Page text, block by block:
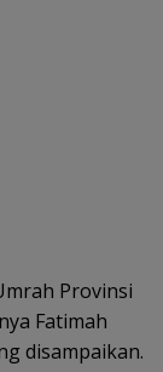
Provinsi
Fatimah
disampaikan.